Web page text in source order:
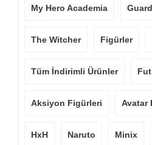
My Hero Academia
The Witcher Figürler
Tüm İndirimli Ürünler
Aksiyon Figürleri Avatar
HxH Naruto Minix